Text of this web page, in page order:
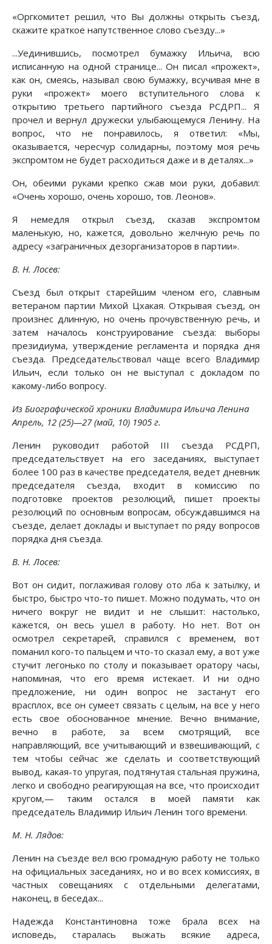
«Оргкомитет решил, что Вы должны открыть съезд,
скажите краткое напутственное слово съезду...»
...Уединившись, посмотрел бумажку Ильича, всю
исписанную на одной странице... Он писал «прожект»,
как он, смеясь, называл свою бумажку, всучивая мне в
руки «прожект» моего вступительного слова к
открытию третьего партийного съезда РСДРП... Я
прочел и вернул дружески улыбающемуся Ленину. На
вопрос, что не понравилось, я ответил: «Мы,
оказывается, чересчур солидарны, поэтому моя речь
экспромтом не будет расходиться даже и в деталях...»
Он, обеими руками крепко сжав мои руки, добавил:
«Очень хорошо, очень хорошо, тов. Леонов».
Я немедля открыл съезд, сказав экспромтом
маленькую, но, кажется, довольно желчную речь по
адресу «заграничных дезорганизаторов в партии».
В. Н. Лосев:
Съезд был открыт старейшим членом его, славным
ветераном партии Михой Цхакая. Открывая съезд, он
произнес длинную, но очень прочувственную речь, и
затем началось конструирование съезда: выборы
президиума, утверждение регламента и порядка дня
съезда. Председательствовал чаще всего Владимир
Ильич, если только он не выступал с докладом по
какому-либо вопросу.
Из Биографической хроники Владимира Ильича Ленина
Апрель, 12 (25)—27 (май, 10) 1905 г.
Ленин руководит работой III съезда РСДРП,
председательствует на его заседаниях, выступает
более 100 раз в качестве председателя, ведет дневник
председателя съезда, входит в комиссию по
подготовке проектов резолюций, пишет проекты
резолюций по основным вопросам, обсуждавшимся на
съезде, делает доклады и выступает по ряду вопросов
порядка дня съезда.
В. Н. Лосев:
Вот он сидит, поглаживая голову ото лба к затылку, и
быстро, быстро что-то пишет. Можно подумать, что он
ничего вокруг не видит и не слышит: настолько,
кажется, он весь ушел в работу. Но нет. Вот он
осмотрел секретарей, справился с временем, вот
поманил кого-то пальцем и что-то сказал ему, а вот уже
стучит легонько по столу и показывает оратору часы,
напоминая, что его время истекает. И ни одно
предложение, ни один вопрос не застанут его
врасплох, все он сумеет связать с целым, на все у него
есть свое обоснованное мнение. Вечно внимание,
вечно в работе, за всем смотрящий, все
направляющий, все учитывающий и взвешивающий, с
тем чтобы сейчас же сделать и соответствующий
вывод, какая-то упругая, подтянутая стальная пружина,
легко и свободно реагирующая на все, что происходит
кругом,— таким остался в моей памяти как
председатель Владимир Ильич Ленин того времени.
М. Н. Лядов:
Ленин на съезде вел всю громадную работу не только
на официальных заседаниях, но и во всех комиссиях, в
частных совещаниях с отдельными делегатами,
наконец, в беседах...
Надежда Константиновна тоже брала всех на
исповедь, старалась выжать всякие адреса,